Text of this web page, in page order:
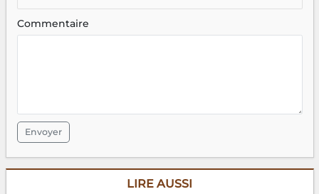
Commentaire
Envoyer
LIRE AUSSI